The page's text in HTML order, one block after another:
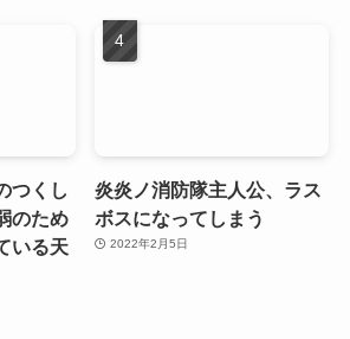
つくし
のため
いる天
炎炎ノ消防隊主人公、ラス
ボスになってしまう
2022年2月5日